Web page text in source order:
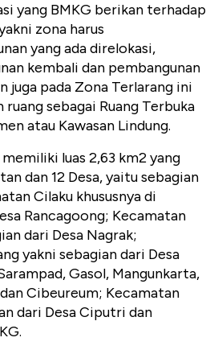
yang BMKG berikan terhadap
zona harus
yang ada direlokasi,
kembali dan pembangunan
juga pada Zona Terlarang ini
sebagai Ruang Terbuka
atau Kawasan Lindung.
luas 2,63 km2 yang
dan 12 Desa, yaitu sebagian
Cilaku khususnya di
Rancagoong; Kecamatan
dari Desa Nagrak;
yakni sebagian dari Desa
Gasol, Mangunkarta,
Cibeureum; Kecamatan
dari Desa Ciputri dan